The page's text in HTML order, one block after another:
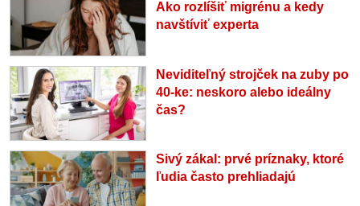
Ako rozlíšiť migrénu a kedy
navštíviť experta
Neviditeľný strojček na zuby po
40-ke: neskoro alebo ideálny
čas?
Sivý zákal: prvé príznaky, ktoré
ľudia často prehliadajú